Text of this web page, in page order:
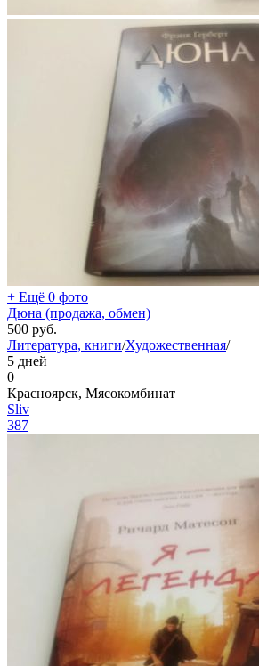
+ Ещё 0 фото
Дюна (продажа, обмен)
500 руб.
Литература, книги/Художественная/
5 дней
0
Красноярск, Мясокомбинат
Sliv
387